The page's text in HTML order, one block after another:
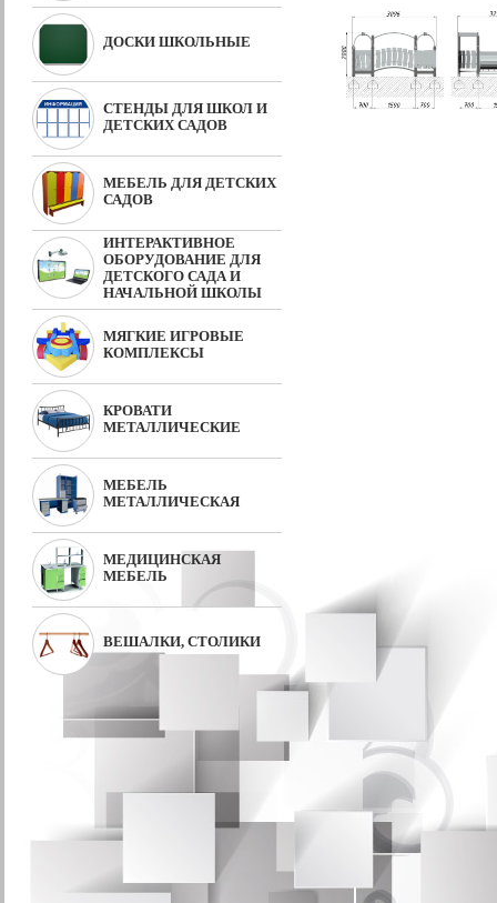
ДОСКИ ШКОЛЬНЫЕ
СТЕНДЫ ДЛЯ ШКОЛ И
ДЕТСКИХ САДОВ
МЕБЕЛЬ ДЛЯ ДЕТСКИХ
САДОВ
ИНТЕРАКТИВНОЕ
ОБОРУДОВАНИЕ ДЛЯ
ДЕТСКОГО САДА И
НАЧАЛЬНОЙ ШКОЛЫ
МЯГКИЕ ИГРОВЫЕ
КОМПЛЕКСЫ
КРОВАТИ
МЕТАЛЛИЧЕСКИЕ
МЕБЕЛЬ
МЕТАЛЛИЧЕСКАЯ
МЕДИЦИНСКАЯ
МЕБЕЛЬ
ВЕШАЛКИ, СТОЛИКИ